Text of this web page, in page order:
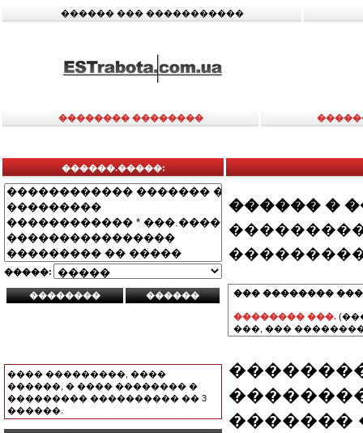
������ ��� �����������
�������� ��������
������.�����:
�����:
���� ���������, ����
������, � ���� �������� �
��������� ���������� �� 3
������.
������ �
��� ��������
�������� ���.
���, ���
��������
�������